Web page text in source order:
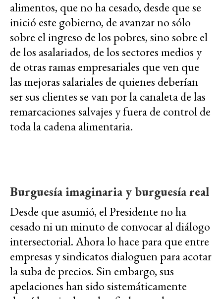
alimentos, que no ha cesado, desde que se
inició este gobierno, de avanzar no sólo
sobre el ingreso de los pobres, sino sobre el
de los asalariados, de los sectores medios y
de otras ramas empresariales que ven que
las mejoras salariales de quienes deberían
ser sus clientes se van por la canaleta de las
remarcaciones salvajes y fuera de control de
toda la cadena alimentaria.
Burguesía imaginaria y burguesía real
Desde que asumió, el Presidente no ha
cesado ni un minuto de convocar al diálogo
intersectorial. Ahora lo hace para que entre
empresas y sindicatos dialoguen para acotar
la suba de precios. Sin embargo, sus
apelaciones han sido sistemáticamente